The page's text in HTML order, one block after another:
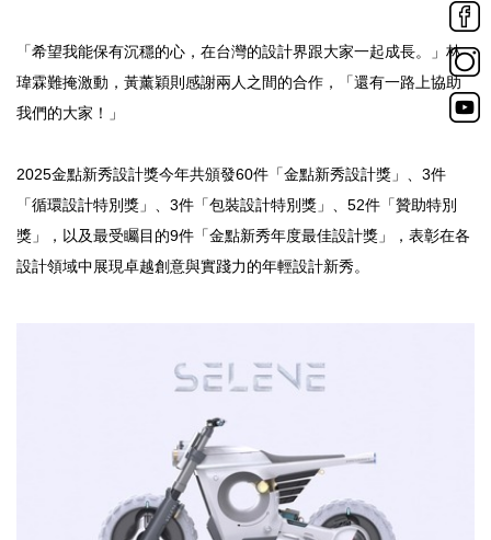
「希望我能保有沉穩的心，在台灣的設計界跟大家一起成長。」林
瑋霖難掩激動，黃薰穎則感謝兩人之間的合作，「還有一路上協助
我們的大家！」
2025金點新秀設計獎今年共頒發60件「金點新秀設計獎」、3件
「循環設計特別獎」、3件「包裝設計特別獎」、52件「贊助特別
獎」，以及最受矚目的9件「金點新秀年度最佳設計獎」，表彰在各
設計領域中展現卓越創意與實踐力的年輕設計新秀。